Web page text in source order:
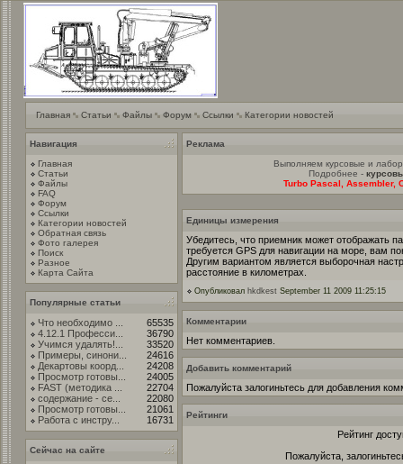
Главная Статьи Файлы Форум Ссылки Категории новостей
Навигация
Главная
Статьи
Файлы
FAQ
Форум
Ссылки
Категории новостей
Обратная связь
Фото галерея
Поиск
Разное
Карта Сайта
Популярные статьи
Что необходимо ...
65535
4.12.1 Професси...
36790
Учимся удалять!...
33520
Примеры, синони...
24616
Декартовы коорд...
24208
Просмотр готовы...
24005
FAST (методика ...
22704
содержание - се...
22080
Просмотр готовы...
21061
Работа с инстру...
16731
Сейчас на сайте
Реклама
Выполняем курсовые и
Подробнее -
Turbo Pascal, Assembler,
Единицы измерения
Убедитесь, что приемник может отображать
требуется GPS для навигации на море, вам
Другим вариантом является выборочная
расстояние в километрах.
Опубликовал hkdkest September 11 2009 11:25:15
Комментарии
Нет комментариев.
Добавить комментарий
Пожалуйста залогиньтесь для добавления
Рейтинги
Рейтинг
Пожалуйста,